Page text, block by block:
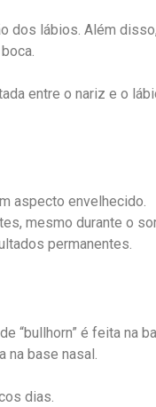
dos lábios. Além
entre o nariz e o
aspecto envelhecido.
mesmo durante o
permanentes.
“bullhorn” é feita na
na base nasal.
dias.